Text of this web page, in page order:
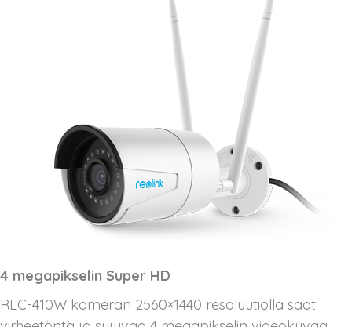
4 megapikselin Super HD
RLC-410W kameran 2560×1440 resoluutiolla saat